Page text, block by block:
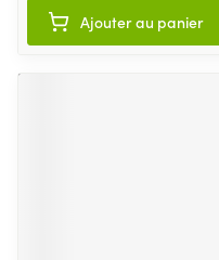
Ajouter au panier